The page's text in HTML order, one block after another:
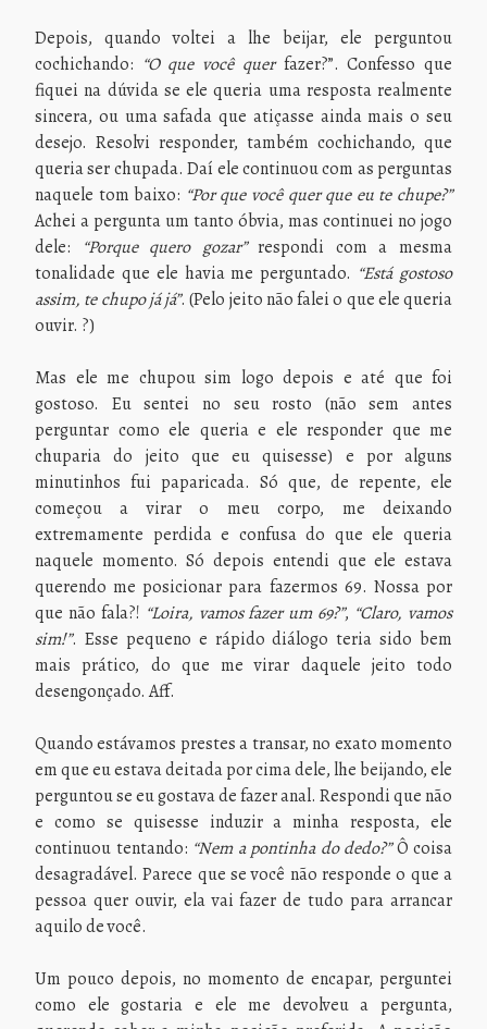
Depois, quando voltei a lhe beijar, ele perguntou
cochichando: “O que você querfazer?”. Confesso que
fiquei na dúvida se ele queria uma resposta realmente
sincera, ou uma safada que atiçasse ainda mais o seu
desejo. Resolvi responder, também cochichando, que
queria ser chupada. Daí ele continuou com as perguntas
naquele tom baixo: “Por que você quer que eu te chupe?”
Achei a pergunta um tanto óbvia, mas continuei no jogo
dele:
“Porque quero gozar”respondi com a mesma
tonalidade que ele havia me perguntado. “Está gostoso
assim, te chupo já já”. (Pelo jeito não falei o que ele queria
ouvir. ?)
Mas ele me chupou sim logo depois e até que foi
gostoso. Eu sentei no seu rosto (não sem antes
perguntar como ele queria e ele responder que me
chuparia do jeito que eu quisesse) e por alguns
minutinhos fui paparicada. Só que, de repente, ele
começou a virar o meu corpo, me deixando
extremamente perdida e confusa do que ele queria
naquele momento. Só depois entendi que ele estava
querendo me posicionar para fazermos 69. Nossa por
que não fala?! “Loira, vamos fazer um 69?”, “Claro, vamos
sim!”. Esse pequeno e rápido diálogo teria sido bem
mais prático, do que me virar daquele jeito todo
desengonçado. Aff.
Quando estávamos prestes a transar, no exato momento
em que eu estava deitada por cima dele, lhe beijando, ele
perguntou se eu gostava de fazer anal. Respondi que não
e como se quisesse induzir a minha resposta, ele
continuou tentando: “Nem a pontinha do dedo?”Ô coisa
desagradável. Parece que se você não responde o que a
pessoa quer ouvir, ela vai fazer de tudo para arrancar
aquilo de você.
Um pouco depois, no momento de encapar, perguntei
como ele gostaria e ele me devolveu a pergunta,